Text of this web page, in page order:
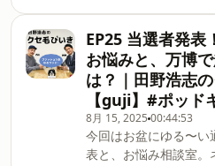
特な方がいらっしゃい
もご相談ください。主
けると思っている田野
い…。田野浩志のお悩
集中！
https://forms.gle/
田野に悩みを打ち明け
特な方がいらっしゃい
もご相談ください。主
話題だと助かりますが
EP25 当選者発表
お悩みと、万博
は？｜田野浩志
【guji】#ポッド
8月 15, 2025 00:44:53
今回はお盆にゆる〜い
表と、お悩み相談室。